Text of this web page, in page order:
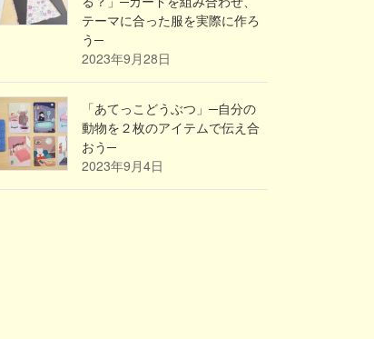
テーマに合った服を実際に作ろ
う─
2023年9月28日
「あてっこどうぶつ」─自分の
動物を２枚のアイテムで伝え合
おう─
2023年9月4日